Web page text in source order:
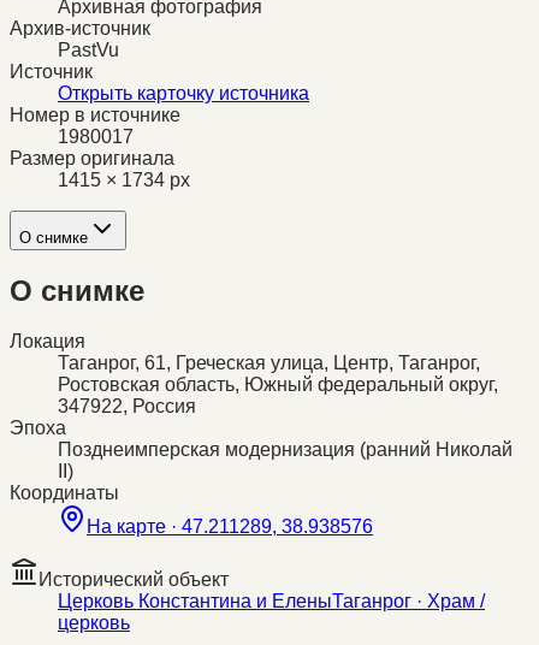
Архивная фотография
Архив-источник
PastVu
Источник
Открыть карточку источника
Номер в источнике
1980017
Размер оригинала
1415 × 1734 px
О снимке
О снимке
Локация
Таганрог, 61, Греческая улица, Центр, Таганрог,
Ростовская область, Южный федеральный округ,
347922, Россия
Эпоха
Позднеимперская модернизация (ранний Николай
II)
Координаты
На карте · 47.211289, 38.938576
Исторический объект
Церковь Константина и ЕленыТаганрог · Храм /
церковь